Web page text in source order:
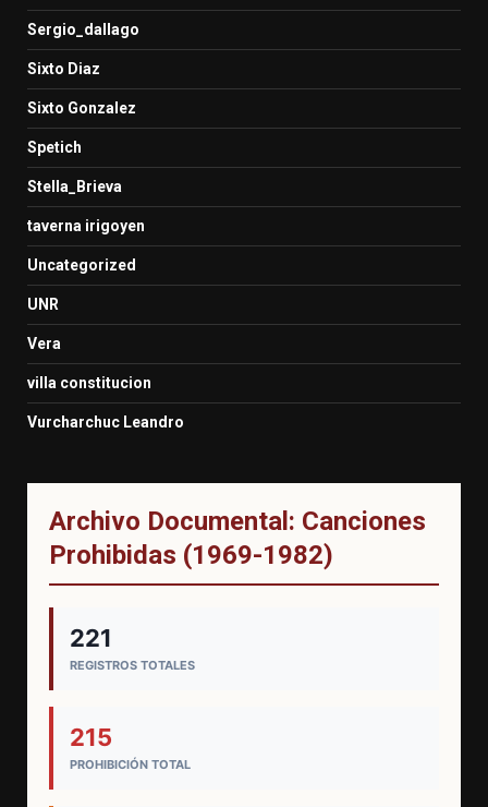
Sergio_dallago
Sixto Diaz
Sixto Gonzalez
Spetich
Stella_Brieva
taverna irigoyen
Uncategorized
UNR
Vera
villa constitucion
Vurcharchuc Leandro
Archivo Documental: Canciones
Prohibidas (1969-1982)
221
REGISTROS TOTALES
215
PROHIBICIÓN TOTAL